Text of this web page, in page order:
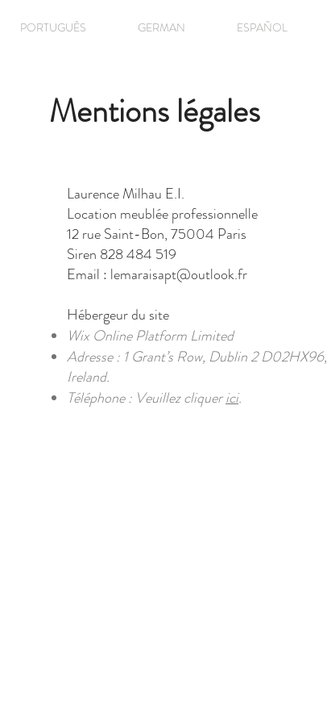
PORTUGUÊS GERMAN ESPAÑOL
Mentions légales
Laurence Milhau E.I.
Location meublée professionnelle
12 rue Saint-Bon, 75004 Paris
Siren 828 484 519
Email : lemaraisapt@outlook.fr
Hébergeur du site
Wix Online Platform Limited
Adresse : 1 Grant’s Row, Dublin 2 D02HX96,
Ireland.
Téléphone : Veuillez cliquerici.